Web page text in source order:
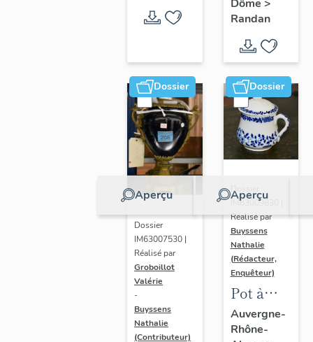
comte de
Paris
Dôme >
Randan
Dossier
Aperçu
Dossier
IM63007530 |
Réalisé par
Groboillot
Valérie
-
Buyssens
Nathalie
(Contributeur)
Dossier
Aperçu
Dossier
IM63009830 |
Réalisé par
Buyssens
Nathalie
(Rédacteur,
Enquêteur)
Pot à
crème n°
3
Auvergne-
Rhône-